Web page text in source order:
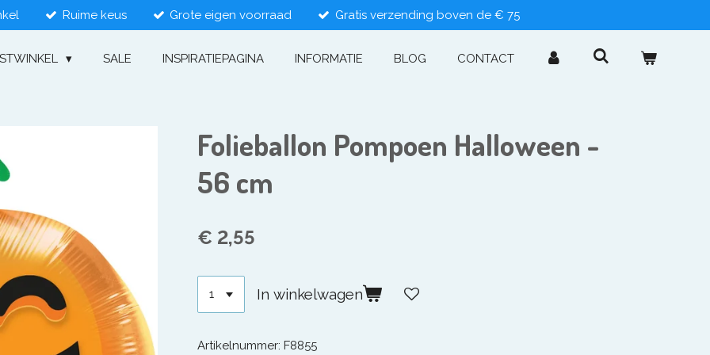
Ruime keus Grote eigen voorraad Gratis verzending boven de € 75
SALE INSPIRATIEPAGINA INFORMATIE BLOG CONTACT
Folieballon Pompoen Halloween -
56 cm
€ 2,55
In winkelwagen
Artikelnummer: F8855